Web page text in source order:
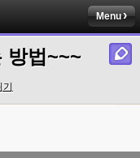
Menu
방법~~~